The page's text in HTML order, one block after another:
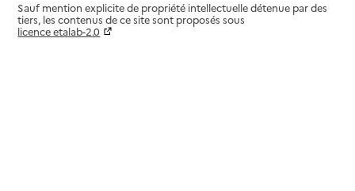
Sauf mention explicite de propriété intellectuelle détenue par des
tiers, les contenus de ce site sont proposés sous
licence etalab-2.0